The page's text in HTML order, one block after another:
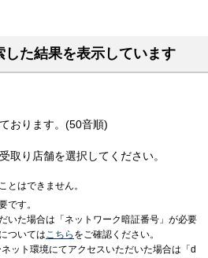
た結果を表示しています
おります。(50音順)
取り店舗を選択してください。
とはできません。
です。
いた場合は「ネットワーク暗証番号」が必要
ついてはこちら をご確認ください。
ット環境にてアクセスいただいた場合は「d